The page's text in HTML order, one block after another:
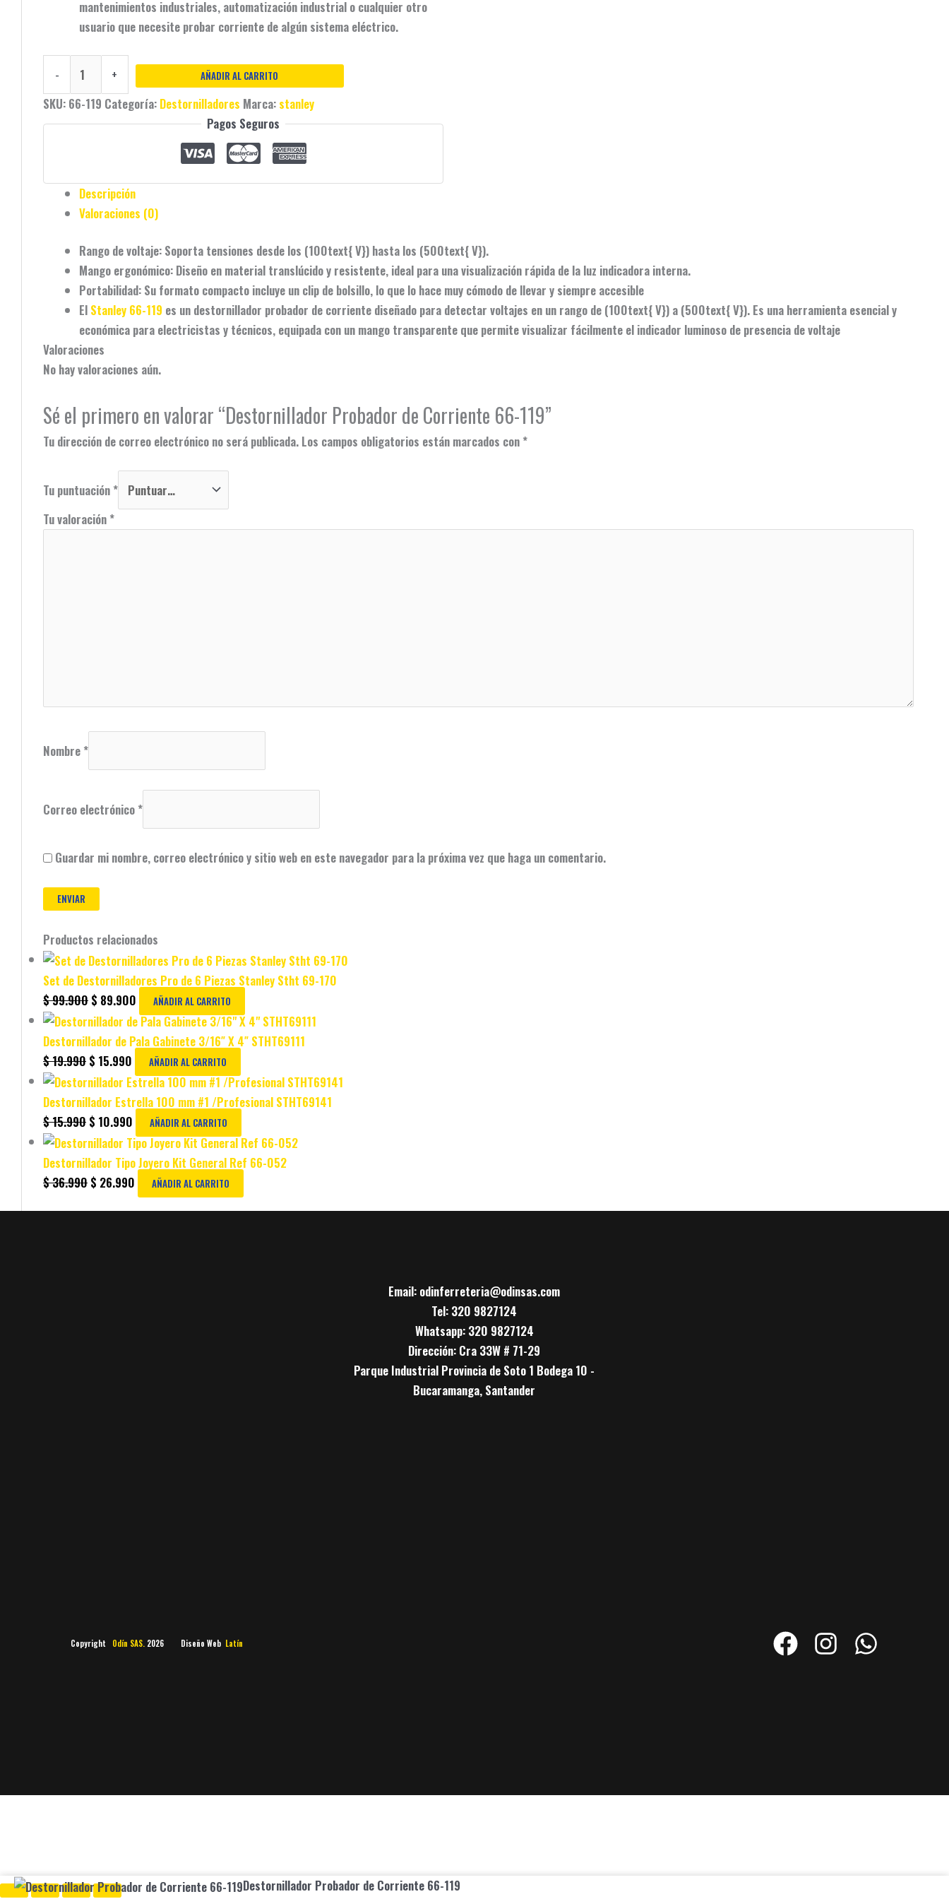
mantenimientos industriales, automatización industrial o cualquier otro
usuario que necesite probar corriente de algún sistema eléctrico.
- + AÑADIR AL CARRITO
SKU: 66-119 Categoría: Destornilladores Marca: stanley
Pagos Seguros
Descripción
Valoraciones (0)
Rango de voltaje: Soporta tensiones desde los (100text{ V}) hasta los (500text{ V}).
Mango ergonómico: Diseño en material translúcido y resistente, ideal para una visualización rápida de la luz indicadora interna.
Portabilidad: Su formato compacto incluye un clip de bolsillo, lo que lo hace muy cómodo de llevar y siempre accesible
El Stanley 66-119 es un destornillador probador de corriente diseñado para detectar voltajes en un rango de (100text{ V}) a (500text{ V}). Es una herramienta esencial y
económica para electricistas y técnicos, equipada con un mango transparente que permite visualizar fácilmente el indicador luminoso de presencia de voltaje
Valoraciones
No hay valoraciones aún.
Sé el primero en valorar “Destornillador Probador de Corriente 66-119”
Tu dirección de correo electrónico no será publicada. Los campos obligatorios están marcados con *
Tu puntuación *
Tu valoración *
Nombre *
Correo electrónico *
Guardar mi nombre, correo electrónico y sitio web en este navegador para la próxima vez que haga un comentario.
Productos relacionados
Set de Destornilladores Pro de 6 Piezas Stanley Stht 69-170
$99.900 $ 89.900 AÑADIR AL CARRITO
Destornillador de Pala Gabinete 3/16″ X 4″ STHT69111
$19.990 $ 15.990 AÑADIR AL CARRITO
Destornillador Estrella 100 mm #1 /Profesional STHT69141
$15.990 $ 10.990 AÑADIR AL CARRITO
Destornillador Tipo Joyero Kit General Ref 66-052
$36.990 $ 26.990 AÑADIR AL CARRITO
Email: odinferreteria@odinsas.com
Tel: 320 9827124
Whatsapp: 320 9827124
Dirección: Cra 33W # 71-29
Parque Industrial Provincia de Soto 1 Bodega 10 -
Bucaramanga, Santander
Copyright Odín SAS. 2026 Diseño Web Latín
Destornillador Probador de Corriente 66-119
Original Current
Destornillador